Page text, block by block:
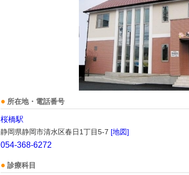
所在地・電話番号
桜橋駅
静岡県静岡市清水区春日1丁目5-7 [地図]
054-368-6272
診療科目